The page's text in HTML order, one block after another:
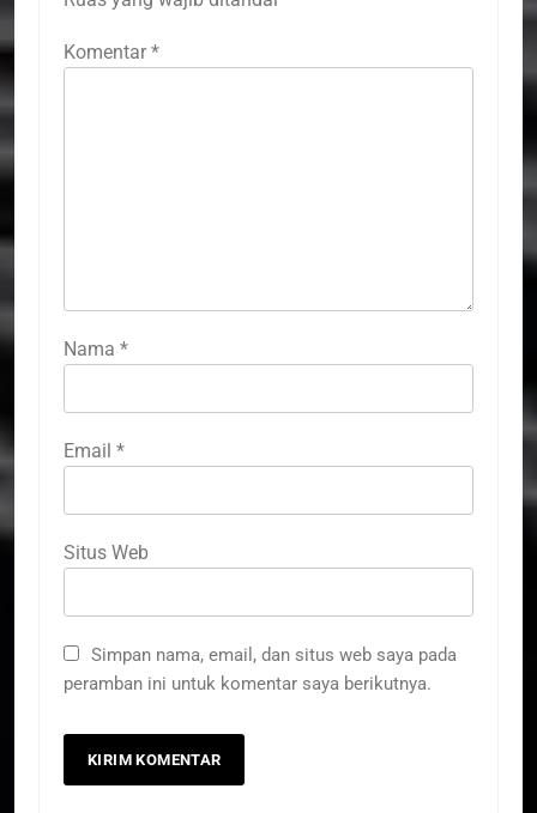
Komentar *
Nama *
Email *
Situs Web
Simpan nama, email, dan situs web saya pada
peramban ini untuk komentar saya berikutnya.